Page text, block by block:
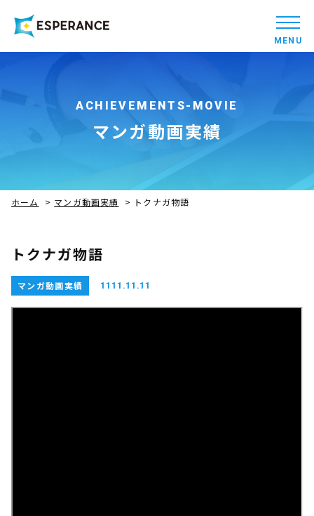
MENU
ACHIEVEMENTS-MOVIE
マンガ動画実績
ホーム > マンガ動画実績 > トクナガ物語
トクナガ物語
マンガ動画実績 1111.11.11